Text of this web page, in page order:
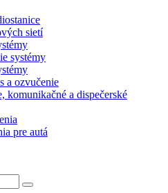
sietí
systémy
a ozvučenie
komunikačné a dispečerské
pre autá